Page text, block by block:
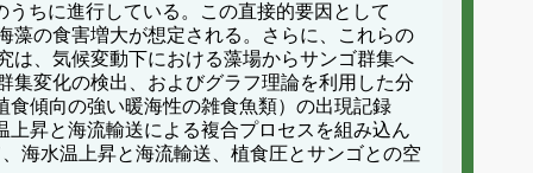
ちに進行している。この直接的要因として
藻の食害増大が想定される。さらに、これらの
は、気候変動下における藻場からサンゴ群集へ
集変化の検出、およびグラフ理論を利用した分
傾向の強い暖海性の雑食魚類）の出現記録
昇と海流輸送による複合プロセスを組み込ん
海水温上昇と海流輸送、植食圧とサンゴとの空